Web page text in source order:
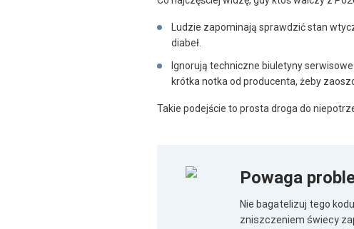
Ludzie zapominają sprawdzić stan
diabeł.
Ignorują techniczne biuletyny
krótka notka od producenta, żeby
Takie podejście to prosta droga do
Powaga
Nie bagatelizuj tego
zniszczeniem świecy